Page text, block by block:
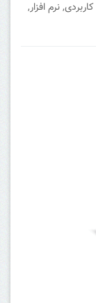
کاربردی,نرم افزار,